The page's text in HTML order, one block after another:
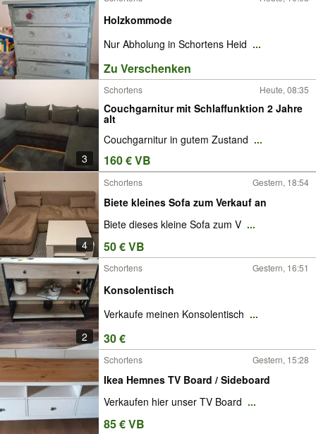
Holzkommode
Nur Abholung in Schortens Heid ...
Zu Verschenken
3
Schortens Heute, 08:35
Couchgarnitur mit Schlaffunktion 2 Jahre
alt
Couchgarnitur in gutem Zustand ...
160 € VB
4
Schortens Gestern, 18:54
Biete kleines Sofa zum Verkauf an
Biete dieses kleine Sofa zum V ...
50 € VB
2
Schortens Gestern, 16:51
Konsolentisch
Verkaufe meinen Konsolentisch ...
30 €
Schortens Gestern, 15:28
Ikea Hemnes TV Board / Sideboard
Verkaufen hier unser TV Board ...
85 € VB